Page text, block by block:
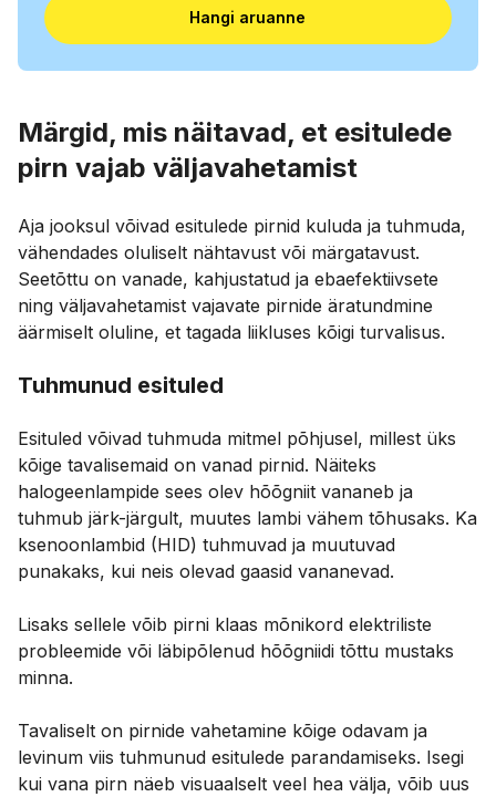
Hangi aruanne
Märgid, mis näitavad, et esitulede
pirn vajab väljavahetamist
Aja jooksul võivad esitulede pirnid kuluda ja tuhmuda,
vähendades oluliselt nähtavust või märgatavust.
Seetõttu on vanade, kahjustatud ja ebaefektiivsete
ning väljavahetamist vajavate pirnide äratundmine
äärmiselt oluline, et tagada liikluses kõigi turvalisus.
Tuhmunud esituled
Esituled võivad tuhmuda mitmel põhjusel, millest üks
kõige tavalisemaid on vanad pirnid. Näiteks
halogeenlampide sees olev hõõgniit vananeb ja
tuhmub järk-järgult, muutes lambi vähem tõhusaks. Ka
ksenoonlambid (HID) tuhmuvad ja muutuvad
punakaks, kui neis olevad gaasid vananevad.
Lisaks sellele võib pirni klaas mõnikord elektriliste
probleemide või läbipõlenud hõõgniidi tõttu mustaks
minna.
Tavaliselt on pirnide vahetamine kõige odavam ja
levinum viis tuhmunud esitulede parandamiseks. Isegi
kui vana pirn näeb visuaalselt veel hea välja, võib uus